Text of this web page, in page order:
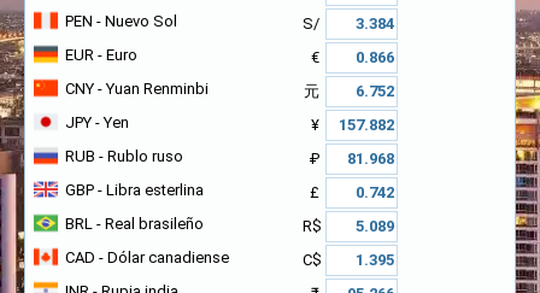
PEN - Nuevo Sol
S/
EUR - Euro
€
CNY - Yuan Renminbi
元
JPY - Yen
¥
RUB - Rublo ruso
₽
GBP - Libra esterlina
£
BRL - Real brasileño
R$
CAD - Dólar canadiense
C$